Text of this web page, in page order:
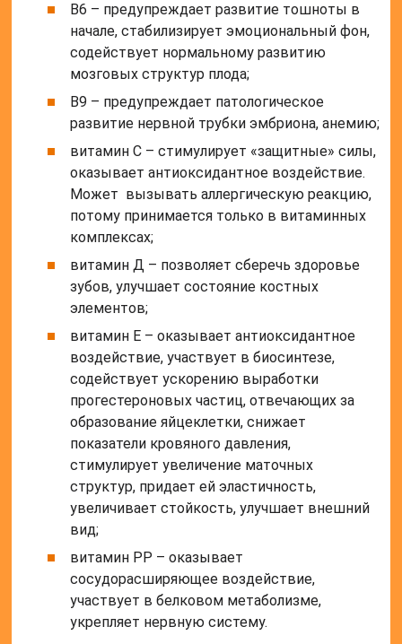
В6 – предупреждает развитие тошноты в
начале, стабилизирует эмоциональный фон,
содействует нормальному развитию
мозговых структур плода;
В9 – предупреждает патологическое
развитие нервной трубки эмбриона, анемию;
витамин С – стимулирует «защитные» силы,
оказывает антиоксидантное воздействие.
Может вызывать аллергическую реакцию,
потому принимается только в витаминных
комплексах;
витамин Д – позволяет сберечь здоровье
зубов, улучшает состояние костных
элементов;
витамин Е – оказывает антиоксидантное
воздействие, участвует в биосинтезе,
содействует ускорению выработки
прогестероновых частиц, отвечающих за
образование яйцеклетки, снижает
показатели кровяного давления,
стимулирует увеличение маточных
структур, придает ей эластичность,
увеличивает стойкость, улучшает внешний
вид;
витамин РР – оказывает
сосудорасширяющее воздействие,
участвует в белковом метаболизме,
укрепляет нервную систему.